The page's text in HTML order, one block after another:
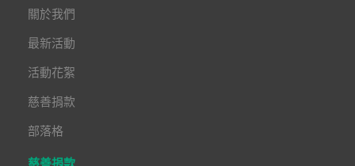
關於我們
最新活動
活動花絮
慈善捐款
部落格